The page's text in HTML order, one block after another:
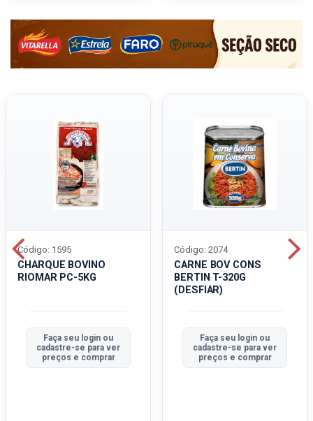
CHARQUE BOVINO
RIOMAR PC-5KG
Código: 1595
Faça seu login ou
cadastre-se para ver
preços e comprar
CARNE BOV CONS
BERTIN T-320G
(DESFIAR)
Código: 2074
Faça seu login ou
cadastre-se para ver
preços e comprar